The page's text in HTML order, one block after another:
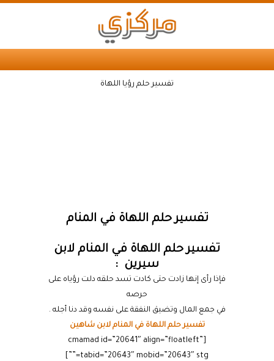
تفسير حلم رؤيا اللهاة
تفسير حلم اللهاة في المنام
تفسير حلم اللهاة في المنام لابن
سيرين :
فإذا رأى إنها زادت حتى كادت تسد حلقه دلت رؤياه على
حرصه
في جمع المال وتضيق النفقة على نفسه وقد دنا أجله .
تفسير حلم اللهاة في المنام لابن شاهين
[cmamad id=”20641″ align=”floatleft”
tabid=”20643″ mobid=”20643″ stg=””]